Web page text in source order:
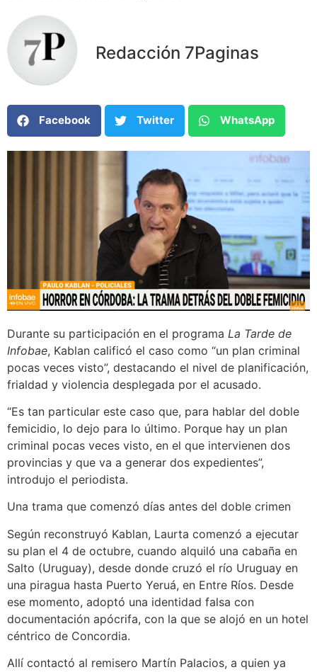
Redacción 7Paginas
Facebook Twitter WhatsApp
Durante su participación en el programa La Tarde de
Infobae, Kablan calificó el caso como “un plan criminal
pocas veces visto”, destacando el nivel de planificación,
frialdad y violencia desplegada por el acusado.
“Es tan particular este caso que, para hablar del doble
femicidio, lo dejo para lo último. Porque hay un plan
criminal pocas veces visto, en el que intervienen dos
provincias y que va a generar dos expedientes”,
introdujo el periodista.
Una trama que comenzó días antes del doble crimen
Según reconstruyó Kablan, Laurta comenzó a ejecutar
su plan el 4 de octubre, cuando alquiló una cabaña en
Salto (Uruguay), desde donde cruzó el río Uruguay en
una piragua hasta Puerto Yeruá, en Entre Ríos. Desde
ese momento, adoptó una identidad falsa con
documentación apócrifa, con la que se alojó en un hotel
céntrico de Concordia.
Allí contactó al remisero Martín Palacios, a quien ya